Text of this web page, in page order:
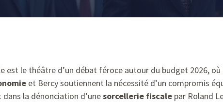
est le théâtre d’un débat féroce autour du budget 2026,
et Bercy soutiennent la nécessité d’un compromis
la dénonciation d’unesorcellerie fiscale par Roland